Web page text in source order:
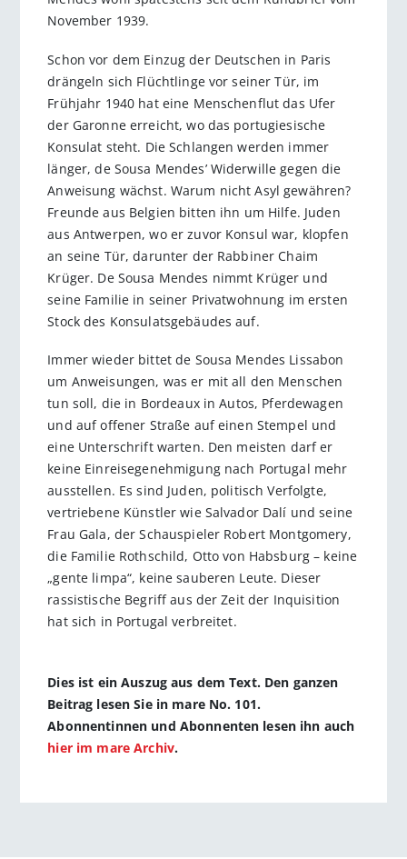
November 1939.
Schon vor dem Einzug der Deutschen in Paris
drängeln sich Flüchtlinge vor seiner Tür, im
Frühjahr 1940 hat eine Menschenflut das Ufer
der Garonne erreicht, wo das portugiesische
Konsulat steht. Die Schlangen werden immer
länger, de Sousa Mendes’ Widerwille gegen die
Anweisung wächst. Warum nicht Asyl gewähren?
Freunde aus Belgien bitten ihn um Hilfe. Juden
aus Antwerpen, wo er zuvor Konsul war, klopfen
an seine Tür, darunter der Rabbiner Chaim
Krüger. De Sousa Mendes nimmt Krüger und
seine Familie in seiner Privatwohnung im ersten
Stock des Konsulatsgebäudes auf.
Immer wieder bittet de Sousa Mendes Lissabon
um Anweisungen, was er mit all den Menschen
tun soll, die in Bordeaux in Autos, Pferdewagen
und auf offener Straße auf einen Stempel und
eine Unterschrift warten. Den meisten darf er
keine Einreisegenehmigung nach Portugal mehr
ausstellen. Es sind Juden, politisch Verfolgte,
vertriebene Künstler wie Salvador Dalí und seine
Frau Gala, der Schauspieler Robert Montgomery,
die Familie Rothschild, Otto von Habsburg – keine
„gente limpa“, keine sauberen Leute. Dieser
rassistische Begriff aus der Zeit der Inquisition
hat sich in Portugal verbreitet.
Dies ist ein Auszug aus dem Text. Den ganzen
Beitrag lesen Sie in mare No. 101.
Abonnentinnen und Abonnenten lesen ihn auch
hier im mare Archiv.